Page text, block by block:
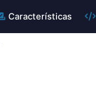
Características